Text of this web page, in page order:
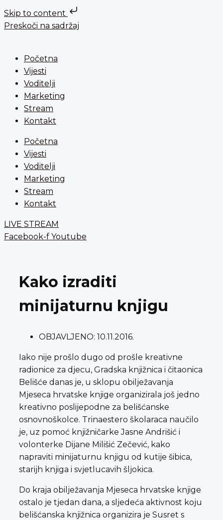
Skip to content
Preskoči na sadržaj
Početna
Vijesti
Voditelji
Marketing
Stream
Kontakt
Početna
Vijesti
Voditelji
Marketing
Stream
Kontakt
LIVE STREAM
Facebook-f Youtube
Kako izraditi
minijaturnu knjigu
OBJAVLJENO: 10.11.2016.
Iako nije prošlo dugo od prošle kreativne
radionice za djecu, Gradska knjižnica i čitaonica
Belišće danas je, u sklopu obilježavanja
Mjeseca hrvatske knjige organizirala još jedno
kreativno poslijepodne za belišćanske
osnovnoškolce. Trinaestero školaraca naučilo
je, uz pomoć knjižničarke Jasne Andrišić i
volonterke Dijane Milišić Zečević, kako
napraviti minijaturnu knjigu od kutije šibica,
starijh knjiga i svjetlucavih šljokica.
Do kraja obilježavanja Mjeseca hrvatske knjige
ostalo je tjedan dana, a sljedeća aktivnost koju
belišćanska knjižnica organizira je Susret s